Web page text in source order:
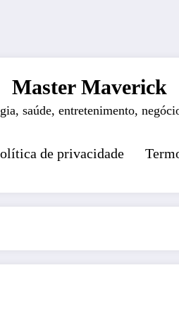
Master Maverick
saúde, entretenimento,
de privacidade